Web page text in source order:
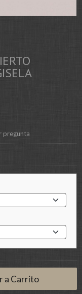
pregunta
a Carrito